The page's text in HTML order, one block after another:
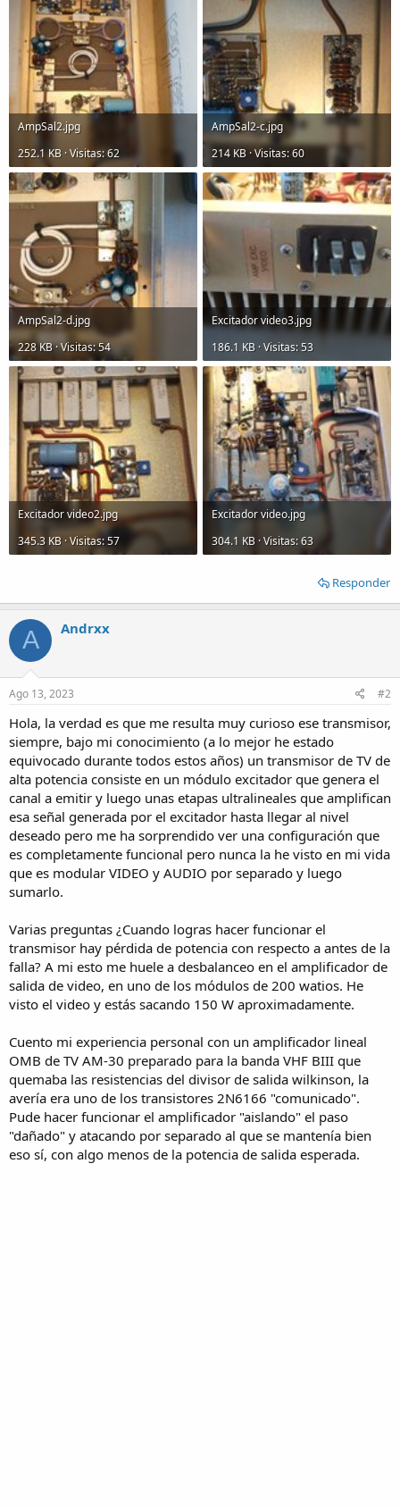
AmpSal2.jpg
252.1 KB · Visitas: 62
AmpSal2-c.jpg
214 KB · Visitas: 60
AmpSal2-d.jpg
228 KB · Visitas: 54
Excitador video3.jpg
186.1 KB · Visitas: 53
Excitador video2.jpg
345.3 KB · Visitas: 57
Excitador video.jpg
304.1 KB · Visitas: 63
Responder
A Andrxx
Ago 13, 2023 #2
Hola, la verdad es que me resulta muy curioso ese transmisor,
siempre, bajo mi conocimiento (a lo mejor he estado
equivocado durante todos estos años) un transmisor de TV de
alta potencia consiste en un módulo excitador que genera el
canal a emitir y luego unas etapas ultralineales que amplifican
esa señal generada por el excitador hasta llegar al nivel
deseado pero me ha sorprendido ver una configuración que
es completamente funcional pero nunca la he visto en mi vida
que es modular VIDEO y AUDIO por separado y luego
sumarlo.
Varias preguntas ¿Cuando logras hacer funcionar el
transmisor hay pérdida de potencia con respecto a antes de la
falla? A mi esto me huele a desbalanceo en el amplificador de
salida de video, en uno de los módulos de 200 watios. He
visto el video y estás sacando 150 W aproximadamente.
Cuento mi experiencia personal con un amplificador lineal
OMB de TV AM-30 preparado para la banda VHF BIII que
quemaba las resistencias del divisor de salida wilkinson, la
avería era uno de los transistores 2N6166 "comunicado".
Pude hacer funcionar el amplificador "aislando" el paso
"dañado" y atacando por separado al que se mantenía bien
eso sí, con algo menos de la potencia de salida esperada.